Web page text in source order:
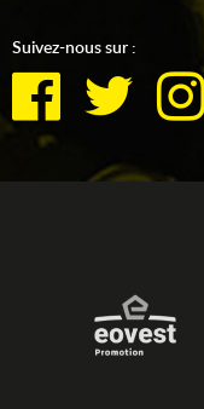
Suivez-nous sur :